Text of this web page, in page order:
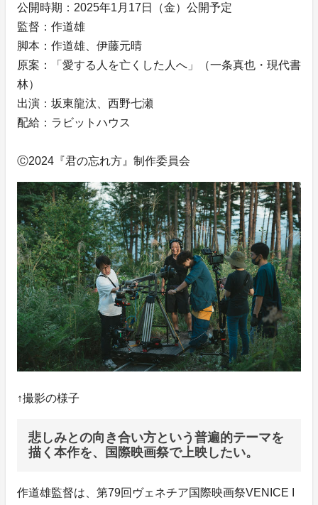
公開時期：2025年1月17日（金）公開予定
監督：作道雄
脚本：作道雄、伊藤元晴
原案：「愛する人を亡くした人へ」（一条真也・現代書
林）
出演：坂東龍汰、西野七瀬
配給：ラビットハウス
Ⓒ2024『君の忘れ方』制作委員会
↑撮影の様子
悲しみとの向き合い方という普遍的テーマを
描く本作を、国際映画祭で上映したい。
作道雄監督は、第79回ヴェネチア国際映画祭VENICE I